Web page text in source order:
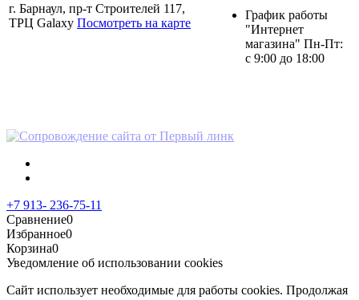
г. Барнаул, пр-т Строителей 117,
ТРЦ Galaxy Посмотреть на карте
График работы
"Интернет
магазина" Пн-Пт:
с 9:00 до 18:00
+7 913- 236-75-11
Сравнение0
Избранное0
Корзина0
Уведомление об использовании cookies
Сайт использует необходимые для работы cookies. Продолжая